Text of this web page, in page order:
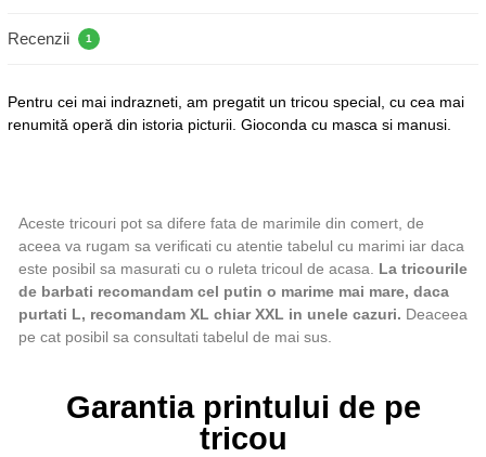
Recenzii 1
Pentru cei mai indrazneti, am pregatit un tricou special, cu cea mai
renumită operă din istoria picturii. Gioconda cu masca si manusi.
Aceste tricouri pot sa difere fata de marimile din comert, de
aceea va rugam sa verificati cu atentie tabelul cu marimi iar daca
este posibil sa masurati cu o ruleta tricoul de acasa. La tricourile
de barbati recomandam cel putin o marime mai mare, daca
purtati L, recomandam XL chiar XXL in unele cazuri. Deaceea
pe cat posibil sa consultati tabelul de mai sus.
Garantia printului de pe
tricou